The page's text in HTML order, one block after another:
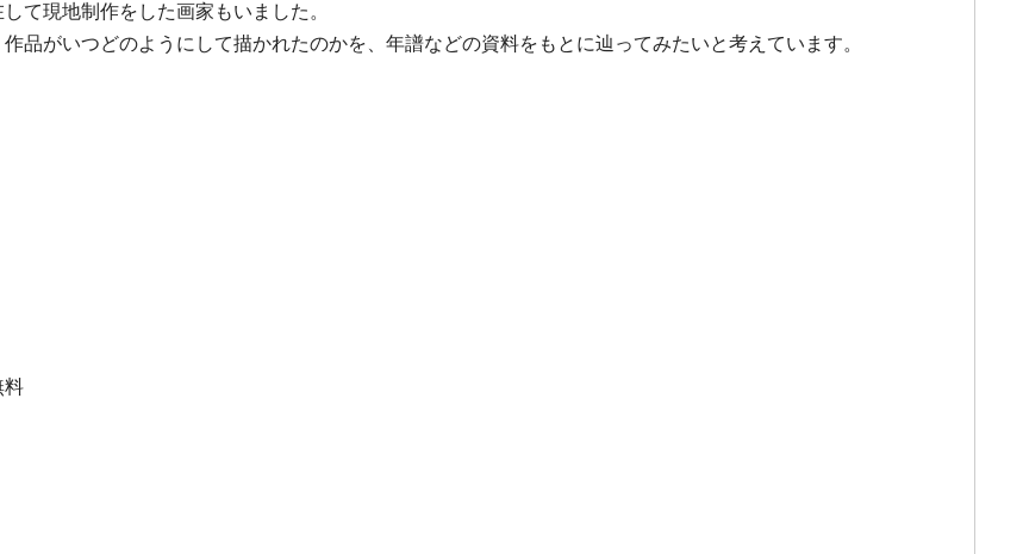
て現地制作をした画家もいました。
品がいつどのようにして描かれたのかを、年譜などの資料をもとに辿ってみたいと考えています。
料